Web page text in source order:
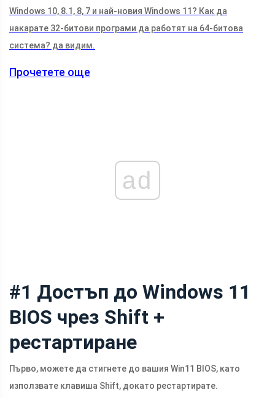
Windows 10, 8.1, 8, 7 и най-новия Windows 11? Как да
накарате 32-битови програми да работят на 64-битова
система? да видим.
Прочетете още
ad
#1 Достъп до Windows 11
BIOS чрез Shift +
рестартиране
Първо, можете да стигнете до вашия Win11 BIOS, като
използвате клавиша Shift, докато рестартирате.